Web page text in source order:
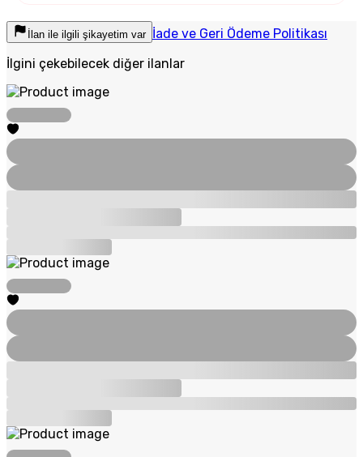
İlan ile ilgili şikayetim var İade ve Geri Ödeme Politikası
İlgini çekebilecek diğer ilanlar